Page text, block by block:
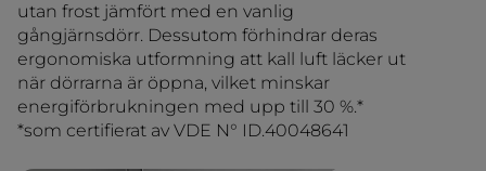
utan frost jämfört med en vanlig
gångjärnsdörr. Dessutom förhindrar deras
ergonomiska utformning att kall luft läcker ut
när dörrarna är öppna, vilket minskar
energiförbrukningen med upp till 30 %.*
*som certifierat av VDE N° ID.40048641